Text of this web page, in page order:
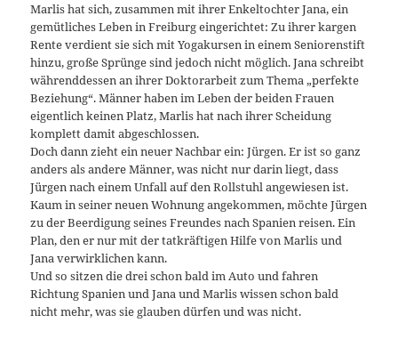
Marlis hat sich, zusammen mit ihrer Enkeltochter Jana, ein
gemütliches Leben in Freiburg eingerichtet: Zu ihrer kargen
Rente verdient sie sich mit Yogakursen in einem Seniorenstift
hinzu, große Sprünge sind jedoch nicht möglich. Jana schreibt
währenddessen an ihrer Doktorarbeit zum Thema „perfekte
Beziehung“. Männer haben im Leben der beiden Frauen
eigentlich keinen Platz, Marlis hat nach ihrer Scheidung
komplett damit abgeschlossen.
Doch dann zieht ein neuer Nachbar ein: Jürgen. Er ist so ganz
anders als andere Männer, was nicht nur darin liegt, dass
Jürgen nach einem Unfall auf den Rollstuhl angewiesen ist.
Kaum in seiner neuen Wohnung angekommen, möchte Jürgen
zu der Beerdigung seines Freundes nach Spanien reisen. Ein
Plan, den er nur mit der tatkräftigen Hilfe von Marlis und
Jana verwirklichen kann.
Und so sitzen die drei schon bald im Auto und fahren
Richtung Spanien und Jana und Marlis wissen schon bald
nicht mehr, was sie glauben dürfen und was nicht.